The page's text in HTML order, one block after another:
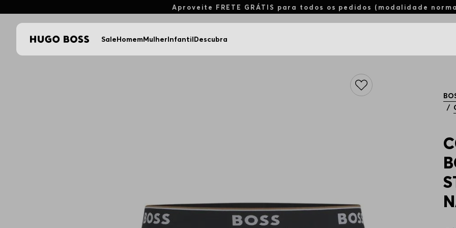
Aproveite FRETE GRÁTIS para todos os pedidos (modalidade
SaleHomemMulherInfantilDescubra